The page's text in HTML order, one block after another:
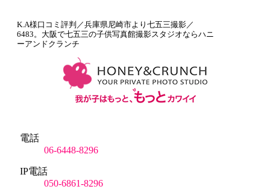
K.A様口コミ評判／兵庫県尼崎市より七五三撮影／
6483。大阪で七五三の子供写真館撮影スタジオならハニ
ーアンドクランチ
電話
06-6448-8296
IP電話
050-6861-8296